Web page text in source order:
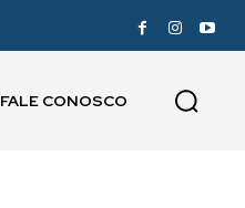
FALE CONOSCO